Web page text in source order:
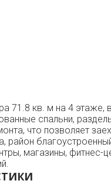
71.8 кв. м на 4
спальни,
что позволяет
магазины,